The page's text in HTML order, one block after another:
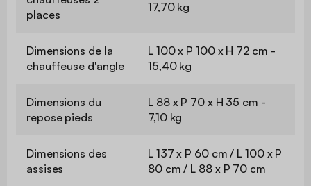
places
17,70 kg
Dimensions de la
chauffeuse d'angle
L 100 x P 100 x H 72 cm -
15,40 kg
Dimensions du
repose pieds
L 88 x P 70 x H 35 cm -
7,10 kg
Dimensions des
assises
L 137 x P 60 cm / L 100 x P
80 cm / L 88 x P 70 cm